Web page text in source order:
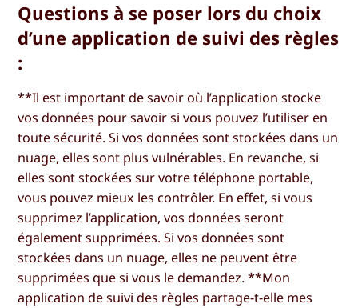
Questions à se poser lors du choix
d’une application de suivi des règles
:
**Il est important de savoir où l’application stocke
vos données pour savoir si vous pouvez l’utiliser en
toute sécurité. Si vos données sont stockées dans un
nuage, elles sont plus vulnérables. En revanche, si
elles sont stockées sur votre téléphone portable,
vous pouvez mieux les contrôler. En effet, si vous
supprimez l’application, vos données seront
également supprimées. Si vos données sont
stockées dans un nuage, elles ne peuvent être
supprimées que si vous le demandez. **Mon
application de suivi des règles partage-t-elle mes